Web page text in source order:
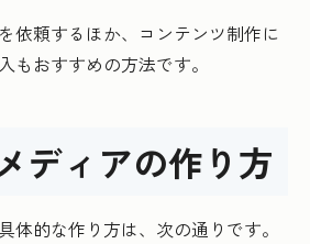
依頼するほか、コンテンツ制作に
もおすすめの方法です。
ディアの作り方
体的な作り方は、次の通りです。